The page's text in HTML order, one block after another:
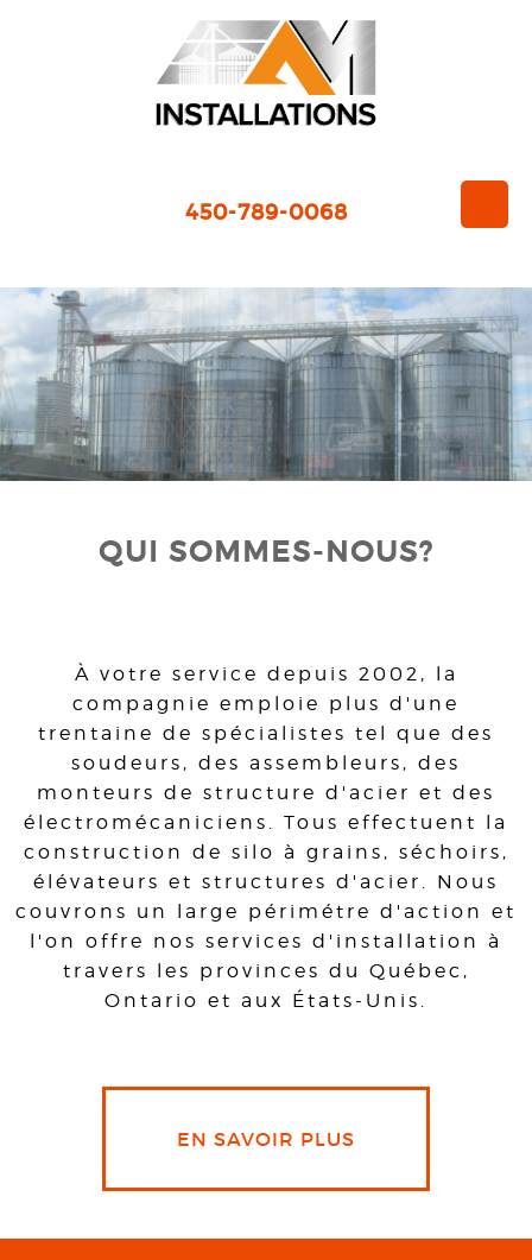
450-789-0068
QUI SOMMES-NOUS?
À votre service depuis 2002, la
compagnie emploie plus d'une
trentaine de spécialistes tel que des
soudeurs, des assembleurs, des
monteurs de structure d'acier et des
électromécaniciens. Tous effectuent la
construction de silo à grains, séchoirs,
élévateurs et structures d'acier. Nous
couvrons un large périmétre d'action et
l'on offre nos services d'installation à
travers les provinces du Québec,
Ontario et aux États-Unis.
EN SAVOIR PLUS